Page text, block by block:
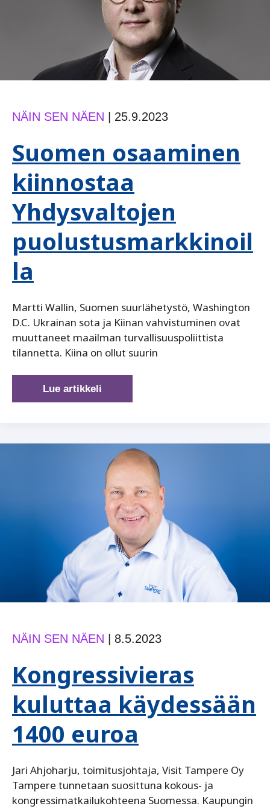
NÄIN SEN NÄEN 25.9.2023
Suomen osaaminen
kiinnostaa
Yhdysvaltojen
puolustusmarkkinoil
la
Martti Wallin, Suomen suurlähetystö, Washington
D.C. Ukrainan sota ja Kiinan vahvistuminen ovat
muuttaneet maailman turvallisuuspoliittista
tilannetta. Kiina on ollut suurin
Suomen
osaaminen
puolustusmarkkinoilla
Lue artikkeli
NÄIN SEN NÄEN 8.5.2023
Kongressivieras
kuluttaa käydessään
1400 euroa
Jari Ahjoharju, toimitusjohtaja, Visit Tampere Oy
Tampere tunnetaan suosittuna kokous- ja
kongressimatkailukohteena Suomessa. Kaupungin